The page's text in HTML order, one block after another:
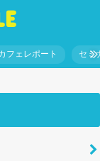
フェレポート セミ